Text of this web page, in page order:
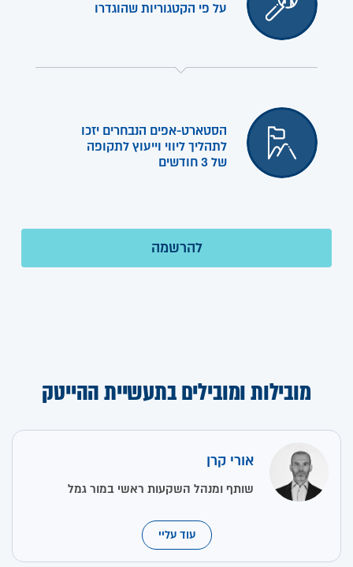
על פי הקטגוריות שהוגדרו
הסטארט-אפים הנבחרים יזכו
לתהליך ליווי וייעוץ לתקופה
של 3 חודשים
מובילות ומובילים בתעשיית ההייטק
אורי קרן
שותף ומנהל השקעות ראשי במור גמל
עוד עליי